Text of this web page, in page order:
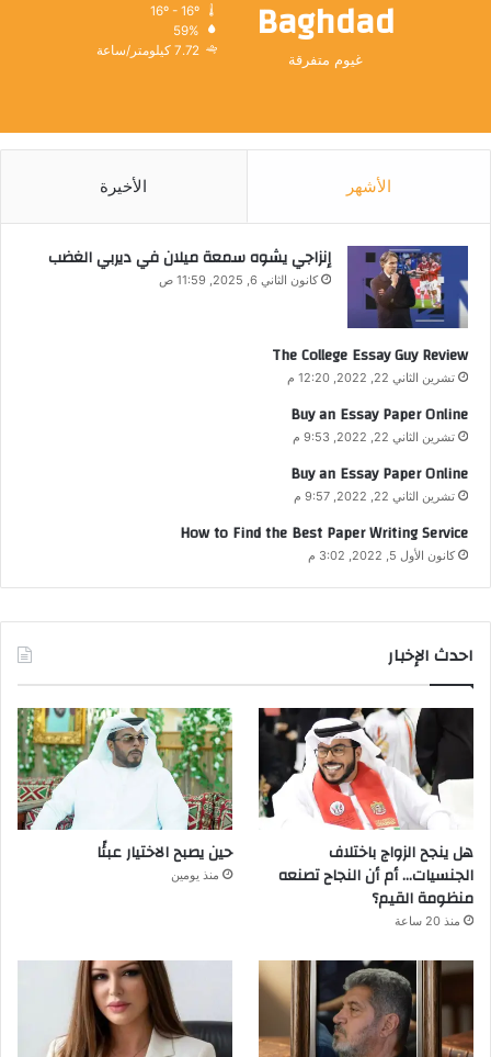
Baghdad
غيوم متفرقة
59%
7.72 كيلومتر/ساعة
الأشهر الأخيرة
إنزاجي يشوه سمعة ميلان في ديربي الغضب
كانون الثاني 6, 2025, 11:59 ص
The College Essay Guy Review
تشرين الثاني 22, 2022, 12:20 م
Buy an Essay Paper Online
تشرين الثاني 22, 2022, 9:53 م
Buy an Essay Paper Online
تشرين الثاني 22, 2022, 9:57 م
How to Find the Best Paper Writing Service
كانون الأول 5, 2022, 3:02 م
احدث الإخبار
هل ينجح الزواج باختلاف
الجنسيات… أم أن النجاح تصنعه
منظومة القيم؟
منذ 20 ساعة
حين يصبح الاختيار عبئًا
منذ يومين